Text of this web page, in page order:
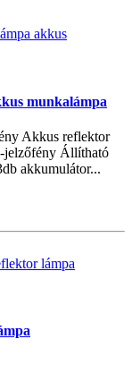
munkalámpa
Akkus reflektor
jelzőfény Állítható
akkumulátor...